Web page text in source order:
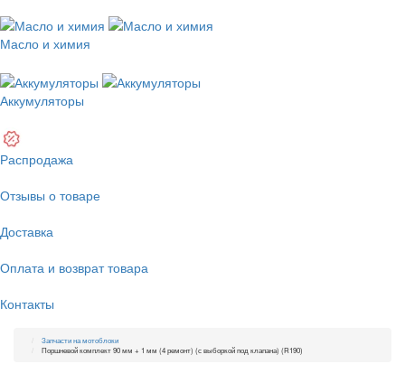
Масло и химия
Аккумуляторы
Распродажа
Отзывы о товаре
Доставка
Оплата и возврат товара
Контакты
Запчасти на мотоблоки
Поршневой комплект 90 мм + 1 мм (4 ремонт) (с выборкой под клапана) (R190)